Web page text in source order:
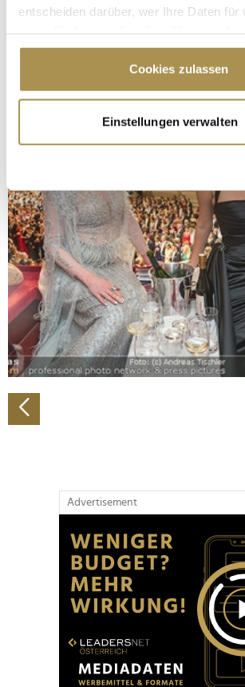
entscheiden darüber, wer Ihre Daten für
Cookie-Erklärung oder durch Klicken
Trigger Symbol ändern oder widerrufen
Informationen über Ihre
erfassen, welche bis auf einige
bestimmten Merkmalen
Erfahren Sie mehr darüber, wie Ihre
verarbeitet werden, und legen Sie Ihre
Abschnitt Einzelheitenfest.
Wir verwenden Cookies, um Inhalte und
personalisieren, Funktionen für soziale
zu können und die Zugriffe auf unsere
analysieren. Außerdem geben wir
Verwendung unserer Website an
soziale Medien, Werbung und Analysen
Partner führen diese Informationen
Cookies zulassen
Einstellungen verwalten
Advertisement